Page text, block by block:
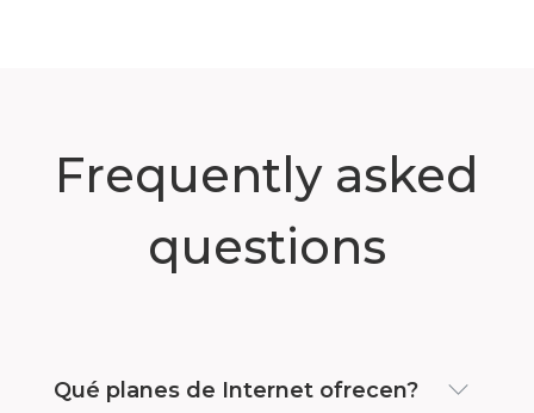
Frequently asked
questions
Qué planes de Internet ofrecen?